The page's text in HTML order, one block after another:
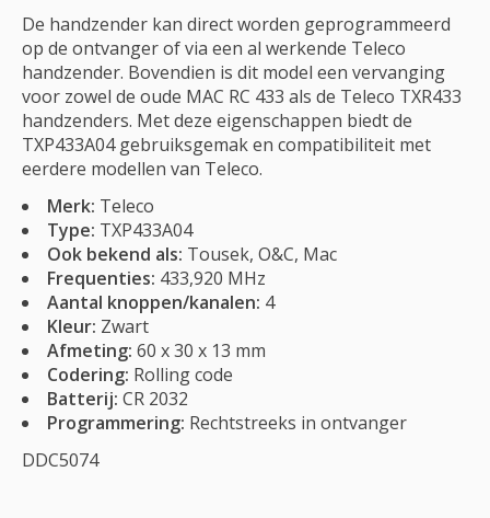
De handzender kan direct worden geprogrammeerd
op de ontvanger of via een al werkende Teleco
handzender. Bovendien is dit model een vervanging
voor zowel de oude MAC RC 433 als de Teleco TXR433
handzenders. Met deze eigenschappen biedt de
TXP433A04 gebruiksgemak en compatibiliteit met
eerdere modellen van Teleco.
Merk: Teleco
Type: TXP433A04
Ook bekend als: Tousek, O&C, Mac
Frequenties: 433,920 MHz
Aantal knoppen/kanalen: 4
Kleur: Zwart
Afmeting: 60 x 30 x 13 mm
Codering: Rolling code
Batterij: CR 2032
Programmering: Rechtstreeks in ontvanger
DDC5074